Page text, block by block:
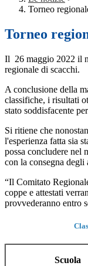
Torneo
Torneo
Il 26 maggio 2022 il
regionale di scacchi.
A conclusione della
classifiche, i risultati
stato soddisfacente
Si ritiene che
l'esperienza fatta sia
possa concludere nel
con la consegna degli
“Il Comitato
coppe e attestati
provvederanno entro
Scuola